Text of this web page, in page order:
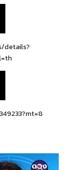
details?